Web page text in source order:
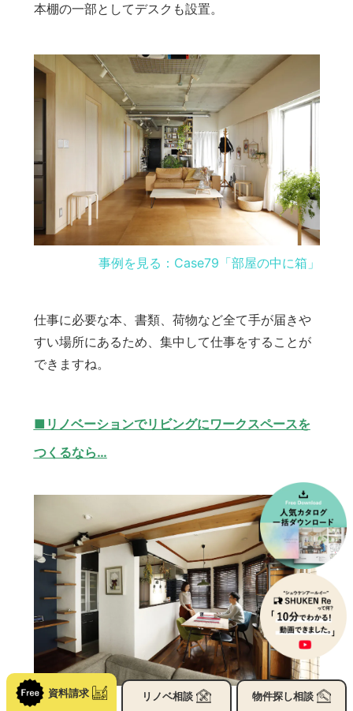
本棚の一部としてデスクも設置。
事例を見る：Case79「部屋の中に箱」
仕事に必要な本、書類、荷物など全て手が届きや
すい場所にあるため、集中して仕事をすることが
できますね。
■ リノベーションでリビングにワークスペースを
つくるなら…
資料請求 リノベ相談 物件探し相談